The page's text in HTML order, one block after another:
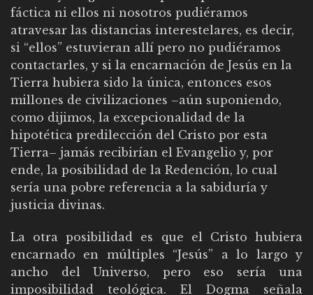
fáctica ni ellos ni nosotros pudiéramos
atravesar las distancias interestelares, es decir,
si “ellos” estuvieran allí pero no pudiéramos
contactarles, y si la encarnación de Jesús en la
Tierra hubiera sido la única, entonces esos
millones de civilizaciones –aún suponiendo,
como dijimos, la excepcionalidad de la
hipotética predilección del Cristo por esta
Tierra– jamás recibirían el Evangelio y, por
ende, la posibilidad de la Redención, lo cual
sería una pobre referencia a la sabiduría y
justicia divinas.
La otra posibilidad es que el Cristo hubiera
encarnado en múltiples “Jesús” a lo largo y
ancho del Universo, pero eso sería una
imposibilidad teológica. El Dogma señala